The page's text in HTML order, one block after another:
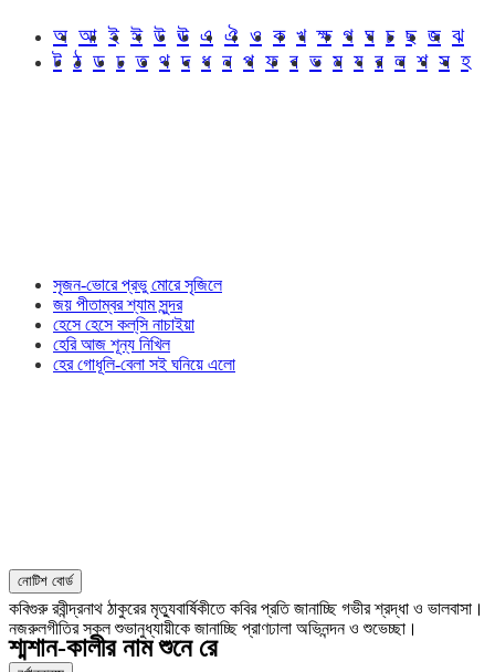
অ আ ই ঈ উ ঊ এ ঐ ও ক খ ক্ষ গ ঘ চ ছ জ ঝ
ট ঠ ড ঢ ত থ দ ধ ন প ফ ব ভ ম য র ল শ স হ
সৃজন-ভোরে প্রভু মোরে সৃজিলে
জয় পীতাম্বর শ্যাম সুন্দর
হেসে হেসে কল্‌সি নাচাইয়া
হেরি আজ শূন্য নিখিল
হের গোধূলি-বেলা সই ঘনিয়ে এলো
নোটিশ বোর্ড
কবিগুরু রবীন্দ্রনাথ ঠাকুরের মৃত্যুবার্ষিকীতে কবির প্রতি জানাচ্ছি গভীর শ্রদ্ধা ও ভালবাসা।
নজরুলগীতির সকল শুভানুধ্যায়ীকে জানাচ্ছি প্রাণঢালা অভিনন্দন ও শুভেচ্ছা।
শ্মশান-কালীর নাম শুনে রে